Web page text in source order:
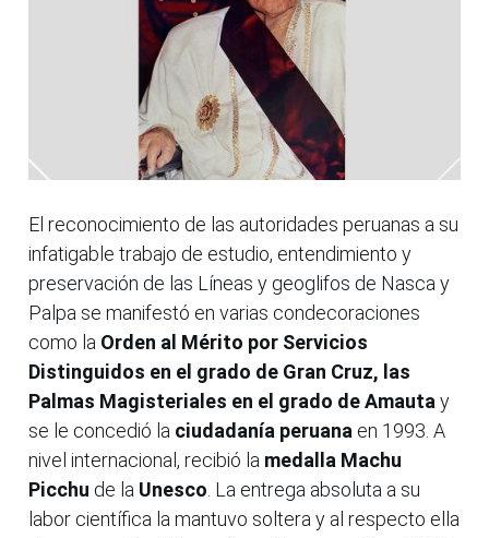
El reconocimiento de las autoridades peruanas a su
infatigable trabajo de estudio, entendimiento y
preservación de las Líneas y geoglifos de Nasca y
Palpa se manifestó en varias condecoraciones
como la Orden al Mérito por Servicios
Distinguidos en el grado de Gran Cruz, las
Palmas Magisteriales en el grado de Amautay
se le concedió la ciudadanía peruana en 1993. A
nivel internacional, recibió la medalla Machu
Picchu de la Unesco. La entrega absoluta a su
labor científica la mantuvo soltera y al respecto ella